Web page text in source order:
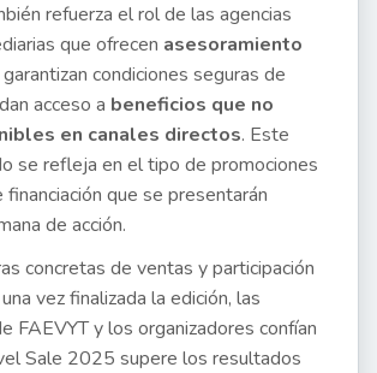
refuerza el rol de las agencias
que ofrecen asesoramiento
garantizan condiciones seguras de
acceso a beneficios que no
en canales directos. Este
se refleja en el tipo de promociones
que se presentarán
de acción.
concretas de ventas y participación
vez finalizada la edición, las
FAEVYT y los organizadores confían
Sale 2025 supere los resultados